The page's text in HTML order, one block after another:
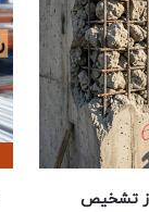
تشخیص